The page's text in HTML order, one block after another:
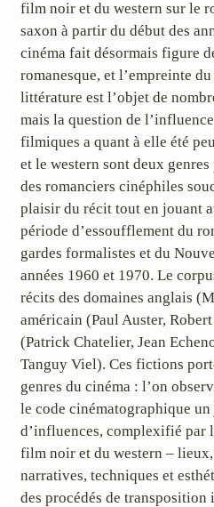
film noir et du western sur le
saxon à partir du début des
cinéma fait désormais figure
romanesque, et l’empreinte
littérature est l’objet de
mais la question de
filmiques a quant à elle été
et le western sont deux
des romanciers cinéphiles
plaisir du récit tout en jouant
période d’essoufflement du
gardes formalistes et du
années 1960 et 1970. Le
récits des domaines anglais
américain (Paul Auster,
(Patrick Chatelier, Jean
Tanguy Viel). Ces fictions
genres du cinéma : l’on
le code cinématographique
d’influences, complexifié par
film noir et du western –
narratives, techniques et
des procédés de transposition